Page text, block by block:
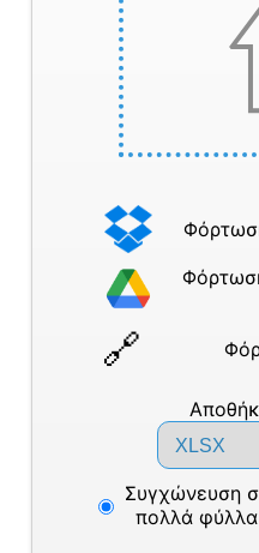
Συγχώνευση
πολλά φύλλα